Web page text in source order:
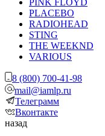
PINK FLOYD
PLACEBO
RADIOHEAD
STING
THE WEEKND
VARIOUS
8 (800) 700-41-98
mail@iamlp.ru
Телеграмм
Вконтакте
назад